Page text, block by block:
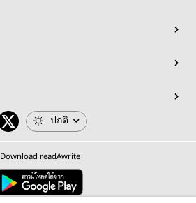
ปกติ
Download readAwrite